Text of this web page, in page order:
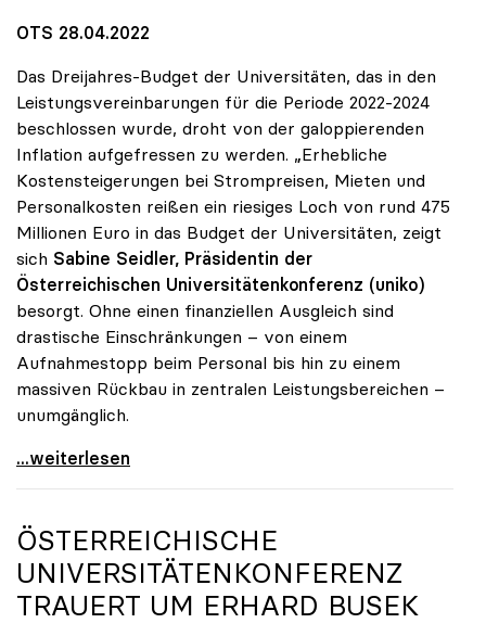
OTS 28.04.2022
Das Dreijahres-Budget der Universitäten, das in den
Leistungsvereinbarungen für die Periode 2022-2024
beschlossen wurde, droht von der galoppierenden
Inflation aufgefressen zu werden. „Erhebliche
Kostensteigerungen bei Strompreisen, Mieten und
Personalkosten reißen ein riesiges Loch von rund 475
Millionen Euro in das Budget der Universitäten, zeigt
sich Sabine Seidler, Präsidentin der
Österreichischen Universitätenkonferenz (uniko)
besorgt. Ohne einen finanziellen Ausgleich sind
drastische Einschränkungen – von einem
Aufnahmestopp beim Personal bis hin zu einem
massiven Rückbau in zentralen Leistungsbereichen –
unumgänglich.
Budgetloch von 475 Mio. Euro: Universitäten drohen
...weiterlesen
ÖSTERREICHISCHE
UNIVERSITÄTENKONFERENZ
TRAUERT UM ERHARD BUSEK